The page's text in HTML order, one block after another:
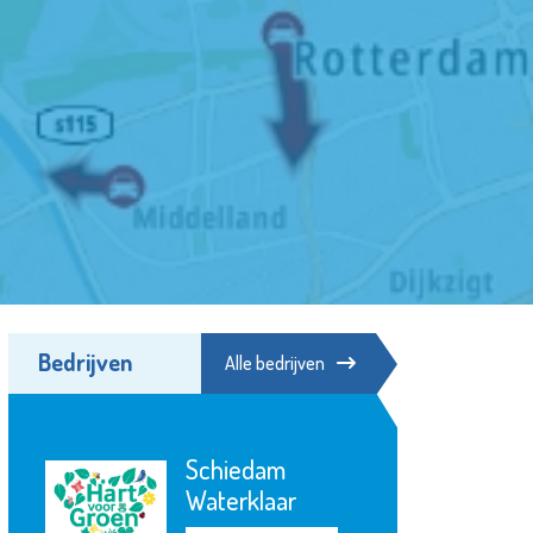
Bedrijven Alle bedrijven
Seniorenwelzijn
Bekijk de pagina